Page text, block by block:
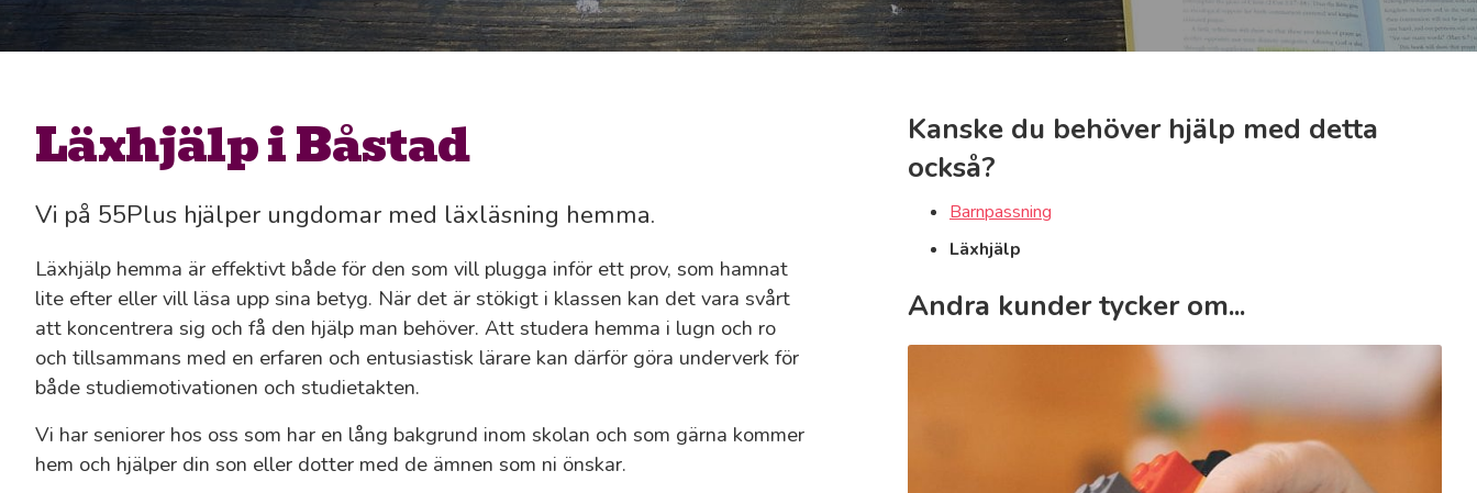
Läxhjälp i Båstad
Vi på 55Plus hjälper ungdomar med läxläsning hemma.
Läxhjälp hemma är effektivt både för den som vill plugga inför ett prov, som hamnat
lite efter eller vill läsa upp sina betyg. När det är stökigt i klassen kan det vara svårt
att koncentrera sig och få den hjälp man behöver. Att studera hemma i lugn och ro
och tillsammans med en erfaren och entusiastisk lärare kan därför göra underverk för
både studiemotivationen och studietakten.
Vi har seniorer hos oss som har en lång bakgrund inom skolan och som gärna kommer
hem och hjälper din son eller dotter med de ämnen som ni önskar.
Kanske du behöver hjälp med detta
också?
Barnpassning
Läxhjälp
Andra kunder tycker om...